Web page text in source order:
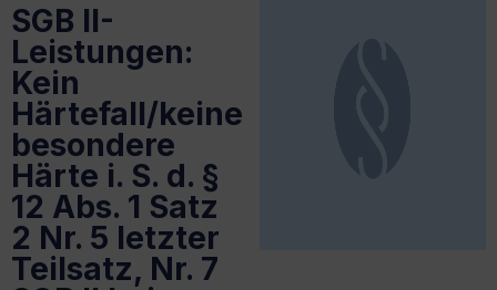
SGB II-
Leistungen:
Kein
Härtefall/keine
besondere
Härte i. S. d. §
12 Abs. 1 Satz
2 Nr. 5 letzter
Teilsatz, Nr. 7